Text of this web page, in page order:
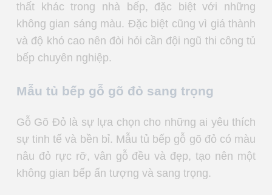
thất khác trong nhà bếp, đặc biệt với những
không gian sáng màu. Đặc biệt cũng vì giá thành
và độ khó cao nên đòi hỏi cần đội ngũ thi công tủ
bếp chuyên nghiệp.
Mẫu tủ bếp gỗ gõ đỏ sang trọng
Gỗ Gõ Đỏ là sự lựa chọn cho những ai yêu thích
sự tinh tế và bền bỉ. Mẫu tủ bếp gỗ gõ đỏ có màu
nâu đỏ rực rỡ, vân gỗ đều và đẹp, tạo nên một
không gian bếp ấn tượng và sang trọng.